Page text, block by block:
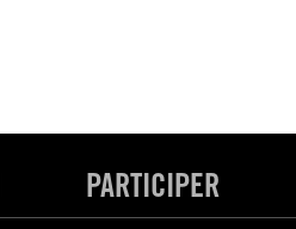
PARTICIPER